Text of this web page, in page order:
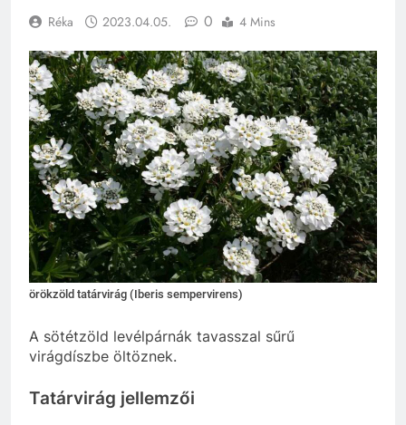
Réka 2023.04.05. 0 4 Mins
örökzöld tatárvirág (Iberis sempervirens)
A sötétzöld levélpárnák tavasszal sűrű
virágdíszbe öltöznek.
Tatárvirág jellemzői